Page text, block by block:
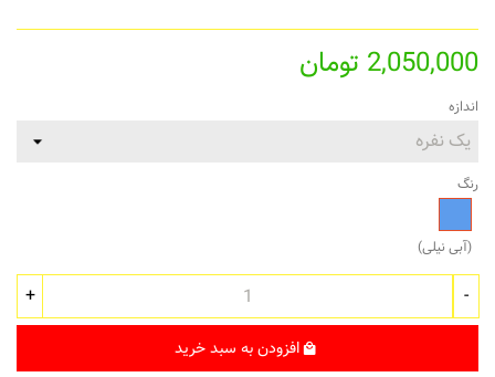
2,050,000 تومان
اندازه
رنگ
نیلی
(آبی نیلی)
-
+
افزودن به سبد خرید